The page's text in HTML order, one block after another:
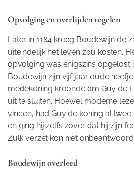
Opvolging en overlijden regelen
Later in 1184 kreeg Boudewijn de
uiteindelijk het leven zou kosten.
opvolging was enigszins opgelost
Boudewijn zijn vijf jaar oude
medekoning kroonde om Guy de
uit te sluiten. Hoewel moderne
vinden, had Guy de koning al
en ging hij zelfs zover dat hij zijn
Zulk verzet kon niet
Boudewijn overleed